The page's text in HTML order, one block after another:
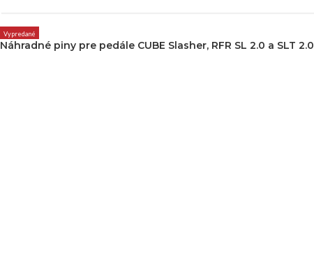
Vypredané
Náhradné piny pre pedále CUBE Slasher, RFR SL 2.0 a SLT 2.0